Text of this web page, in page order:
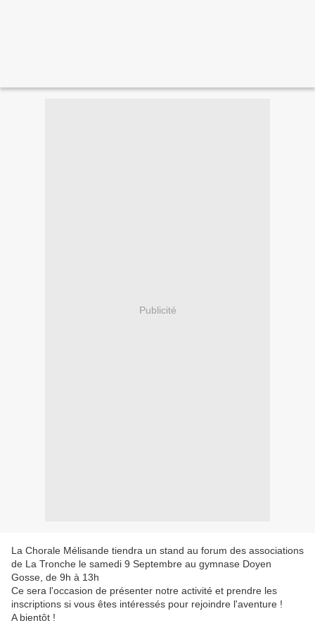
Publicité
La Chorale Mélisande tiendra un stand au forum des associations
de La Tronche le samedi 9 Septembre au gymnase Doyen
Gosse, de 9h à 13h
Ce sera l'occasion de présenter notre activité et prendre les
inscriptions si vous êtes intéressés pour rejoindre l'aventure !
A bientôt !